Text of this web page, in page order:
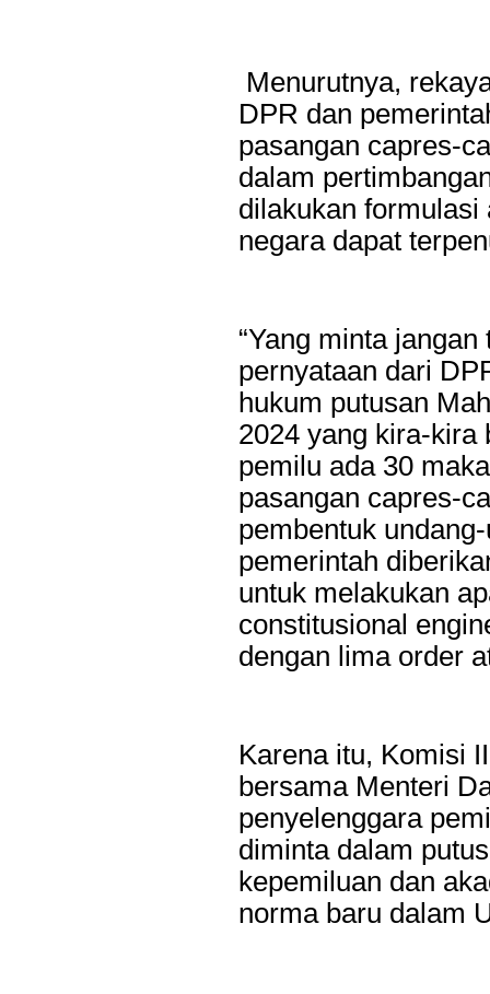
Perkuat Sinergi Antar BPD, Bank Jatim dan
Layanan Jasa Remitansi Kemitraan
SURABAYA,KORANRAKYAT.COM,- 22 Juli 2026. PT
Tbk (Bank Jatim) terus memperkuat transformasi digital dan
Pembangunan Daerah (BPD) guna menghadirkan layanan
efisien, dan berdaya saing. Salah...
Menurutnya,
DPR dan
pasangan capres-
dalam
dilakukan formulasi
negara dapat
“Yang minta
pernyataan dari
hukum putusan
2024 yang kira-kira
pemilu ada 30
pasangan capres-
pembentuk
pemerintah
untuk melakukan
constitusional
dengan lima order
Karena itu, Komisi
bersama Menteri
penyelenggara
diminta dalam
kepemiluan dan
norma baru dalam